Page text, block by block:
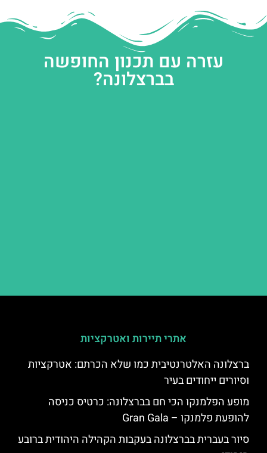
עזרה עם תכנון החופשה
בברצלונה?
אתרי תיירות ואטרקציות
ברצלונה האלטרנטיבית כמו שלא הכרתם: אטרקציות
וסיורים ייחודים בעיר
מופע הפלמנקו הכי חם בברצלונה: כרטיס כניסה
להופעת פלמנקו – Gran Gala
סיור בעברית בברצלונה בעקבות הקהילה היהודית ברובע